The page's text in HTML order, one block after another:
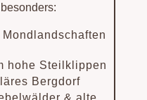
Mondlandschaften
hohe Steilklippen
Bergdorf
& alte